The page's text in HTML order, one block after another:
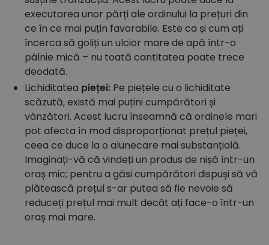
executarea unor părți ale ordinului la prețuri din
ce în ce mai puțin favorabile. Este ca și cum ați
încerca să goliți un ulcior mare de apă într-o
pâlnie mică – nu toată cantitatea poate trece
deodată.
Lichiditatea pieței: Pe piețele cu o lichiditate
scăzută, există mai puțini cumpărători și
vânzători. Acest lucru înseamnă că ordinele mari
pot afecta în mod disproporționat prețul pieței,
ceea ce duce la o alunecare mai substanțială.
Imaginați-vă că vindeți un produs de nișă într-un
oraș mic; pentru a găsi cumpărători dispuși să vă
plătească prețul s-ar putea să fie nevoie să
reduceți prețul mai mult decât ați face-o într-un
oraș mai mare.